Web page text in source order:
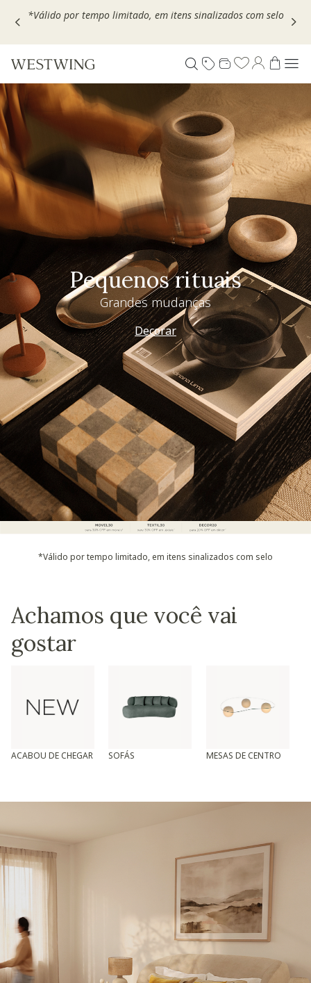
Escolha seu VOUCHER e ganhe até 30% OFF*: useMOVEL30,
Pequenos rituais
Grandes mudanças
Decorar
*Válido por tempo limitado, em itens sinalizados com selo
Achamos que você vai
gostar
ACABOU DE CHEGAR SOFÁS MESAS DE CENTRO